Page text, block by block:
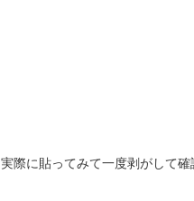
実際に貼ってみて一度剥がして